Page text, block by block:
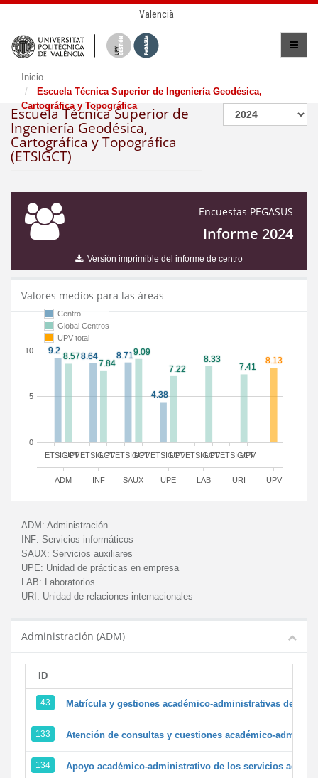
Valencià
Inicio
Escuela Técnica Superior de Ingeniería Geodésica,
Cartográfica y Topográfica
Escuela Técnica Superior de
Ingeniería Geodésica,
Cartográfica y Topográfica
(ETSIGCT)
Encuestas PEGASUS
Informe 2024
Versión imprimible del informe de centro
Valores medios para las áreas
ETSIGCT ETSIGCTETSIGCT ETSIGCTETSIGCTETSIGCT
UPV UPV UPV UPV UPV UPV
ADM INF SAUX UPE LAB URI UPV
0
5
10
Centro
Global Centros
UPV total
ADM: Administración
INF: Servicios informáticos
SAUX: Servicios auxiliares
UPE: Unidad de prácticas en empresa
LAB: Laboratorios
URI: Unidad de relaciones internacionales
Administración (ADM)
ID
43 Matrícula y gestiones académico-administrativas de la
133 Atención de consultas y cuestiones académico-
134 Apoyo académico-administrativo de los servicios